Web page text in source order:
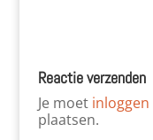
Reactie verzenden
Je moet inloggen
plaatsen.